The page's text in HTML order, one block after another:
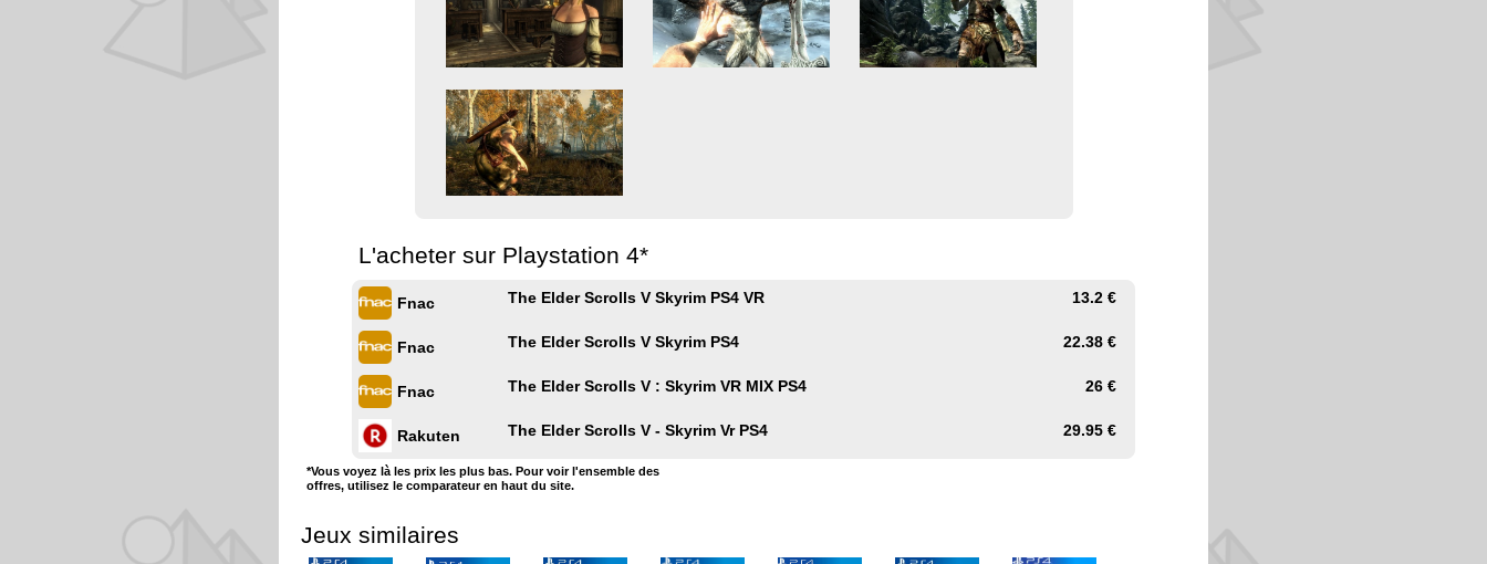
L'acheter sur Playstation 4*
Fnac The Elder Scrolls V Skyrim PS4 VR 13.2 €
Fnac The Elder Scrolls V Skyrim PS4 22.38 €
Fnac The Elder Scrolls V : Skyrim VR MIX PS4 26 €
Rakuten The Elder Scrolls V - Skyrim Vr PS4 29.95 €
*Vous voyez là les prix les plus bas. Pour voir l'ensemble des
offres, utilisez le comparateur en haut du site.
Jeux similaires